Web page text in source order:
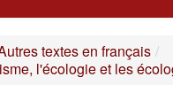
IKV?
textes en français /
l'écologie et les